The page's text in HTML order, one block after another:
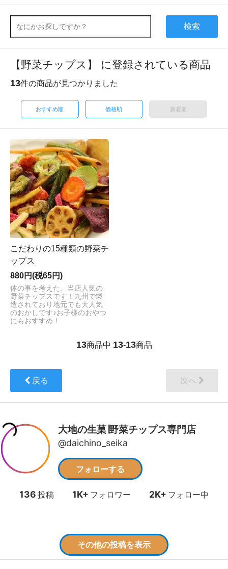
検索
【野菜チップス】 に登録されている商品
13件の商品が見つかりました
おすすめ順 価格順 新着順
こだわりの15種類の野菜チ
ップス
880円(税65円)
体の事を考えた、当店人気の
野菜チップスです！九州で製
造されており地元でも大人気
のおかしです♪お子様のおやつ
にもおすすめ！
13商品中 13-13商品
戻る 次へ